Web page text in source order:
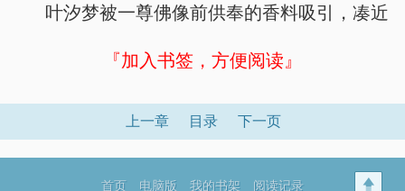
叶汐梦被一尊佛像前供奉的香料吸引，凑近
『加入书签，方便阅读』
上一章 目录 下一页
首页 电脑版 我的书架 阅读记录